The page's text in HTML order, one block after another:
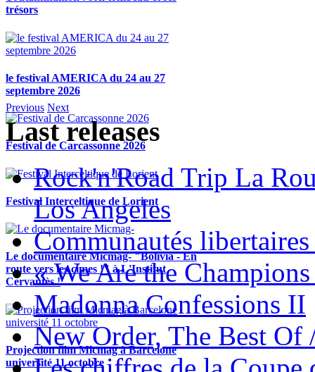
trésors
le festival AMERICA du 24 au 27
septembre 2026
Festival de Carcassonne 2026
Festival Interceltique de Lorient
Le documentaire Micmag- "Bolivia - En
route vers les cimes !" à L'Institut
Cervantès !
Projection film Micmag à Barcelone
université 11 octobre
Previous Next
Last releases
Rock'n'Road Trip La
Los Angeles
Communautés libertaires
« We Are the
Madonna Confessions II
New Order, The Best Of